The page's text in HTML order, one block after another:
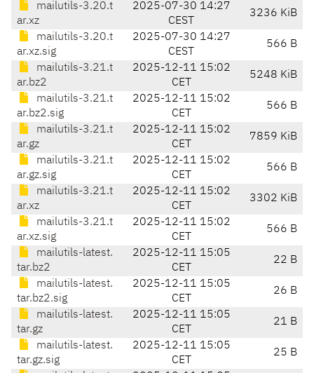
mailutils-3.20.t
ar.xz
2025-07-30 14:27
CEST
3236 KiB
mailutils-3.20.t
ar.xz.sig
2025-07-30 14:27
CEST
566 B
mailutils-3.21.t
ar.bz2
2025-12-11 15:02
CET
5248 KiB
mailutils-3.21.t
ar.bz2.sig
2025-12-11 15:02
CET
566 B
mailutils-3.21.t
ar.gz
2025-12-11 15:02
CET
7859 KiB
mailutils-3.21.t
ar.gz.sig
2025-12-11 15:02
CET
566 B
mailutils-3.21.t
ar.xz
2025-12-11 15:02
CET
3302 KiB
mailutils-3.21.t
ar.xz.sig
2025-12-11 15:02
CET
566 B
mailutils-latest.
tar.bz2
2025-12-11 15:05
CET
22 B
mailutils-latest.
tar.bz2.sig
2025-12-11 15:05
CET
26 B
mailutils-latest.
tar.gz
2025-12-11 15:05
CET
21 B
mailutils-latest.
tar.gz.sig
2025-12-11 15:05
CET
25 B